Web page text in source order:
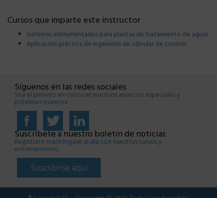
Cursos que imparte este instructor
Sistemas instrumentados para plantas de tratamiento de aguas
Aplicación práctica de ingeniería de válvulas de control
Síguenos en las redes sociales
Sea el primero en conocer nuestros anuncios especiales y
próximos eventos.
Suscríbete a nuestro boletín de noticias
Regístrate manténgase al día con nuestros cursos y
entrenamiento.